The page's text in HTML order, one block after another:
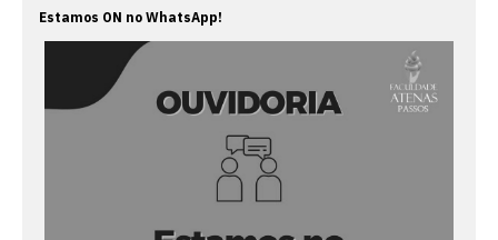
Estamos ON no WhatsApp!